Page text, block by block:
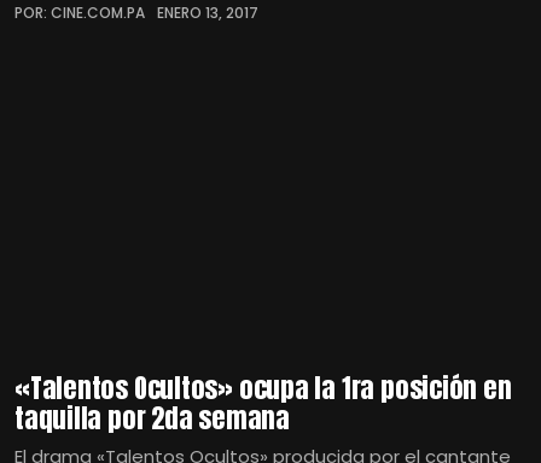
POR: CINE.COM.PA ENERO 13, 2017
«Talentos Ocultos» ocupa la 1ra posición en
taquilla por 2da semana
El drama «Talentos Ocultos» producida por el cantante